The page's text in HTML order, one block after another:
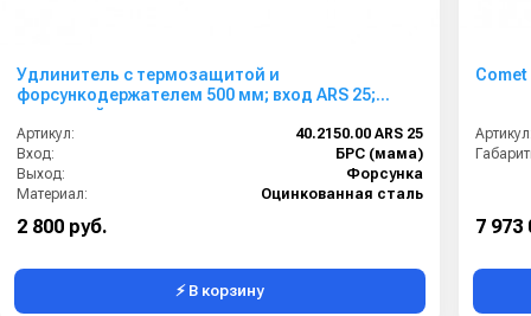
Удлинитель с термозащитой и
форсункодержателем 500 мм; вход ARS 25;
изогнутый
Артикул:
40.2150.00 ARS 25
Вход:
БРС (мама)
Выход:
Форсунка
Материал:
Оцинкованная сталь
Вес, кг:
2 800 руб.
⚡ В корзину
7 973